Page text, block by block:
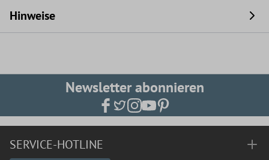
Hinweise
Newsletter abonnieren
SERVICE-HOTLINE